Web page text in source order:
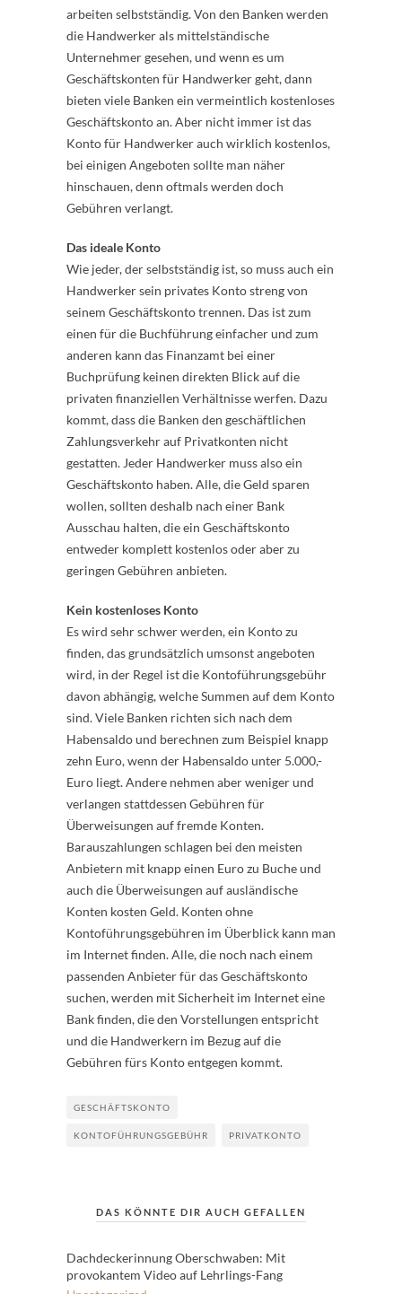
arbeiten selbstständig. Von den Banken werden
die Handwerker als mittelständische
Unternehmer gesehen, und wenn es um
Geschäftskonten für Handwerker geht, dann
bieten viele Banken ein vermeintlich kostenloses
Geschäftskonto an. Aber nicht immer ist das
Konto für Handwerker auch wirklich kostenlos,
bei einigen Angeboten sollte man näher
hinschauen, denn oftmals werden doch
Gebühren verlangt.
Das ideale Konto
Wie jeder, der selbstständig ist, so muss auch ein
Handwerker sein privates Konto streng von
seinem Geschäftskonto trennen. Das ist zum
einen für die Buchführung einfacher und zum
anderen kann das Finanzamt bei einer
Buchprüfung keinen direkten Blick auf die
privaten finanziellen Verhältnisse werfen. Dazu
kommt, dass die Banken den geschäftlichen
Zahlungsverkehr auf Privatkonten nicht
gestatten. Jeder Handwerker muss also ein
Geschäftskonto haben. Alle, die Geld sparen
wollen, sollten deshalb nach einer Bank
Ausschau halten, die ein Geschäftskonto
entweder komplett kostenlos oder aber zu
geringen Gebühren anbieten.
Kein kostenloses Konto
Es wird sehr schwer werden, ein Konto zu
finden, das grundsätzlich umsonst angeboten
wird, in der Regel ist die Kontoführungsgebühr
davon abhängig, welche Summen auf dem Konto
sind. Viele Banken richten sich nach dem
Habensaldo und berechnen zum Beispiel knapp
zehn Euro, wenn der Habensaldo unter 5.000,-
Euro liegt. Andere nehmen aber weniger und
verlangen stattdessen Gebühren für
Überweisungen auf fremde Konten.
Barauszahlungen schlagen bei den meisten
Anbietern mit knapp einen Euro zu Buche und
auch die Überweisungen auf ausländische
Konten kosten Geld. Konten ohne
Kontoführungsgebühren im Überblick kann man
im Internet finden. Alle, die noch nach einem
passenden Anbieter für das Geschäftskonto
suchen, werden mit Sicherheit im Internet eine
Bank finden, die den Vorstellungen entspricht
und die Handwerkern im Bezug auf die
Gebühren fürs Konto entgegen kommt.
GESCHÄFTSKONTO
KONTOFÜHRUNGSGEBÜHR PRIVATKONTO
DAS KÖNNTE DIR AUCH GEFALLEN
Dachdeckerinnung Oberschwaben: Mit
provokantem Video auf Lehrlings-Fang